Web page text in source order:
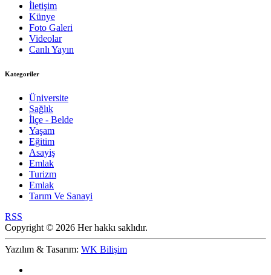
İletişim
Künye
Foto Galeri
Videolar
Canlı Yayın
Kategoriler
Üniversite
Sağlık
İlçe - Belde
Yaşam
Eğitim
Asayiş
Emlak
Turizm
Emlak
Tarım Ve Sanayi
RSS
Copyright © 2026 Her hakkı saklıdır.
Yazılım & Tasarım: WK Bilişim